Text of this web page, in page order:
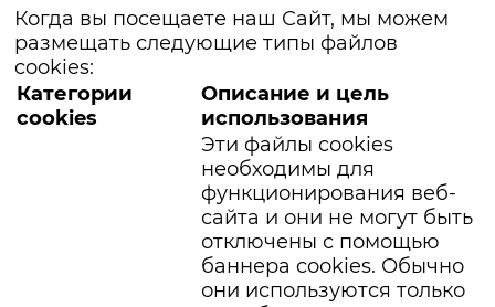
Когда вы посещаете наш Сайт, мы можем
размещать следующие типы файлов
cookies:
Категории
cookies
Описание и цель
использования
Эти файлы cookies
необходимы для
функционирования веб-
сайта и они не могут быть
отключены с помощью
баннера cookies. Обычно
они используются только